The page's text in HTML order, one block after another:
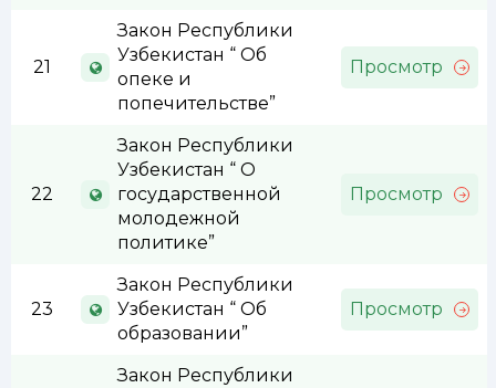
21
Закон Республики
Узбекистан “ Об
опеке и
попечительстве”
Просмотр
22
Закон Республики
Узбекистан “ О
государственной
молодежной
политике”
Просмотр
23
Закон Республики
Узбекистан “ Об
образовании”
Просмотр
Закон Республики